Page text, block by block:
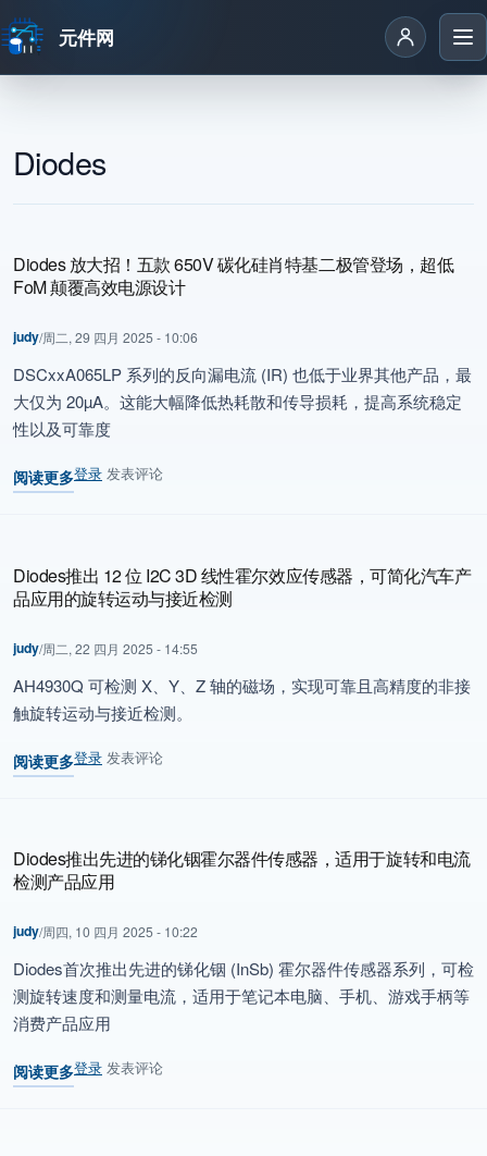
元件网
Diodes
Diodes 放大招！五款 650V 碳化硅肖特基二极管登场，超低
FoM 颠覆高效电源设计
judy/周二, 29 四月 2025 - 10:06
DSCxxA065LP 系列的反向漏电流 (IR) 也低于业界其他产品，最
大仅为 20µA。这能大幅降低热耗散和传导损耗，提高系统稳定
性以及可靠度
阅读更多
关于 Diodes 放大招！五款 650V 碳化硅肖特基二极管登场，超低
登录 发表评论
Diodes推出 12 位 I2C 3D 线性霍尔效应传感器，可简化汽车产
品应用的旋转运动与接近检测
judy/周二, 22 四月 2025 - 14:55
AH4930Q 可检测 X、Y、Z 轴的磁场，实现可靠且高精度的非接
触旋转运动与接近检测。
阅读更多
关于 Diodes推出 12 位 I2C 3D 线性霍尔效应传感器，可简化汽车产
登录 发表评论
Diodes推出先进的锑化铟霍尔器件传感器，适用于旋转和电流
检测产品应用
judy/周四, 10 四月 2025 - 10:22
Diodes首次推出先进的锑化铟 (InSb) 霍尔器件传感器系列，可检
测旋转速度和测量电流 ，适用于笔记本电脑、手机、游戏手柄等
消费产品应用
阅读更多
关于 Diodes推出先进的锑化铟霍尔器件传感器，适用于旋转和电流检
登录 发表评论